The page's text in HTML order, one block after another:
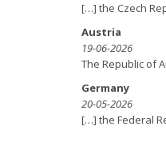
[…] the Czech
Austria
19-06-2026
The Republic of
Germany
20-05-2026
[…] the Federal